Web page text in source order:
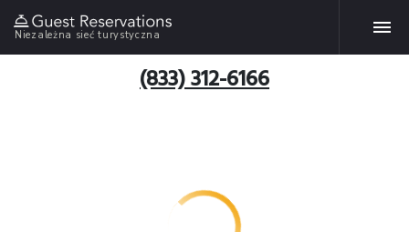
Niezależna sieć turystyczna
(833) 312-6166